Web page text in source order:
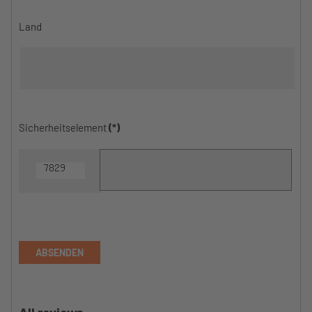
Land
Sicherheitselement(*)
ABSENDEN